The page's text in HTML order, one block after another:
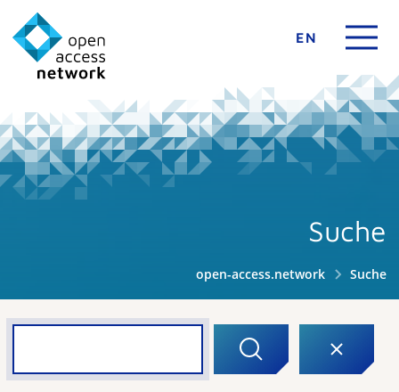
EN
Suche
open-access.network Suche